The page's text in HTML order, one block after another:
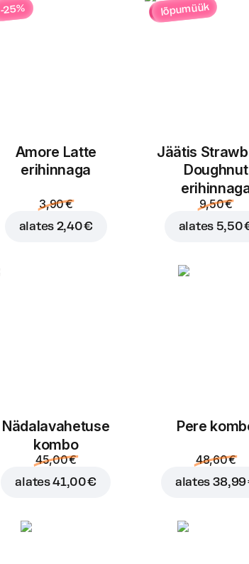
Lisa ostukorvi hinnaga
-25%
Amore Latte
erihinnaga
3,90 €
alates 2,40 €
lõpumüük
Jäätis
Doughnut
9,50 €
alates 5,50
Nädalavahetuse
kombo
45,00 €
alates41,00 €
Pere
48,60 €
alates 38,99